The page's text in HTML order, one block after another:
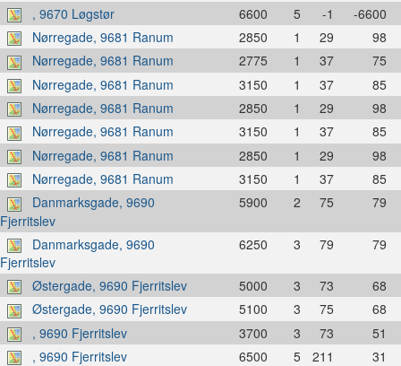
, 9670 Løgstør
6600 5 -1
-6600
Nørregade, 9681 Ranum
2850 1 29
98
Nørregade, 9681 Ranum
2775 1 37
75
Nørregade, 9681 Ranum
3150 1 37
85
Nørregade, 9681 Ranum
2850 1 29
98
Nørregade, 9681 Ranum
3150 1 37
85
Nørregade, 9681 Ranum
2850 1 29
98
Nørregade, 9681 Ranum
3150 1 37
85
Danmarksgade, 9690
Fjerritslev
5900 2 75 79
Danmarksgade, 9690
Fjerritslev
6250 3 79 79
Østergade, 9690 Fjerritslev 5000 3 73
68
Østergade, 9690 Fjerritslev
5100 3 75
68
, 9690 Fjerritslev
3700 3 73
51
, 9690 Fjerritslev
6500 5 211 31